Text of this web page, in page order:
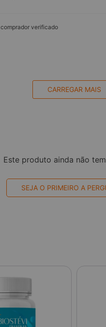
comprador verificado
CARREGAR MAIS
Este produto ainda não
SEJA O PRIMEIRO A